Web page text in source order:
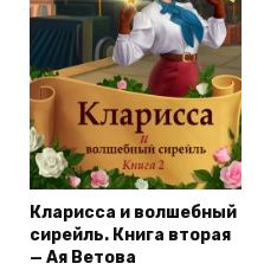
Кларисса и волшебный
сирейль. Книга вторая
— Ая Ветова